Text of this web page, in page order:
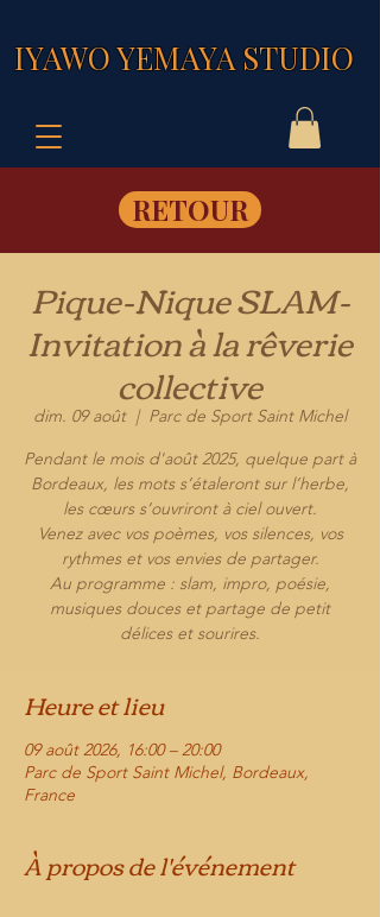
IYAWO YEMAYA STUDIO
RETOUR
Pique-Nique SLAM-
Invitation à la rêverie
collective
dim. 09 août
  |
Parc de Sport Saint Michel
Pendant le mois d'août 2025, quelque part à
Bordeaux, les mots s’étaleront sur l’herbe,
les cœurs s’ouvriront à ciel ouvert.
Venez avec vos poèmes, vos silences, vos
rythmes et vos envies de partager.
Au programme : slam, impro, poésie,
musiques douces et partage de petit
délices et sourires.
Heure et lieu
09 août 2026, 16:00 – 20:00
Parc de Sport Saint Michel, Bordeaux,
France
À propos de l'événement